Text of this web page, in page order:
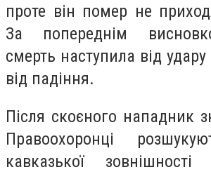
проте він помер не
За попереднім
смерть наступила від
від падіння.
Після скоєного нападник
Правоохоронці
кавказької